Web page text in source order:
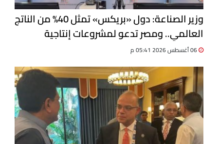
وزير الصناعة: دول «بريكس» تمثل 40% من الناتج
العالمي.. ومصر تدعو لمشروعات إنتاجية
مشتركة